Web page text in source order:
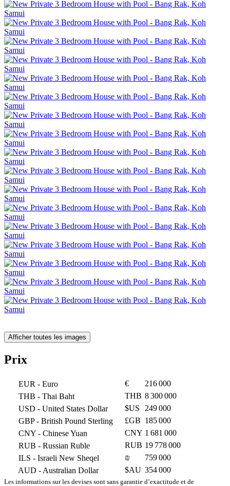
Afficher toutes les images
Prix
EUR - Euro €
216 000
THB - Thai Baht THB 8 300 000
USD - United States Dollar $US
249 000
GBP- British Pound Sterling £GB 185 000
CNY - Chinese Yuan CNY 1 681 000
RUB - Russian Ruble RUB 19 778 000
ILS - Israeli New Sheqel ₪
759 000
AUD - Australian Dollar $AU 354 000
Les informations sur les devises sont sans garantie d’exactitude et de